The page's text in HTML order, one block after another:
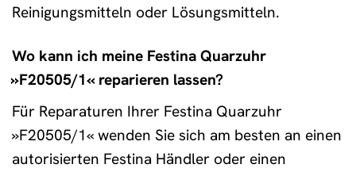
Reinigungsmitteln oder Lösungsmitteln.
Wo kann ich meine Festina Quarzuhr
»F20505/1« reparieren lassen?
Für Reparaturen Ihrer Festina Quarzuhr
»F20505/1« wenden Sie sich am besten an einen
autorisierten Festina Händler oder einen